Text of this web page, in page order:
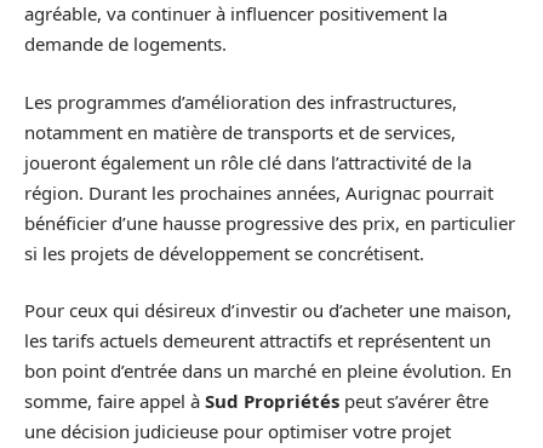
agréable, va continuer à influencer positivement la
demande de logements.
Les programmes d’amélioration des infrastructures,
notamment en matière de transports et de services,
joueront également un rôle clé dans l’attractivité de la
région. Durant les prochaines années, Aurignac pourrait
bénéficier d’une hausse progressive des prix, en particulier
si les projets de développement se concrétisent.
Pour ceux qui désireux d’investir ou d’acheter une maison,
les tarifs actuels demeurent attractifs et représentent un
bon point d’entrée dans un marché en pleine évolution. En
somme, faire appel à Sud Propriétés peut s’avérer être
une décision judicieuse pour optimiser votre projet